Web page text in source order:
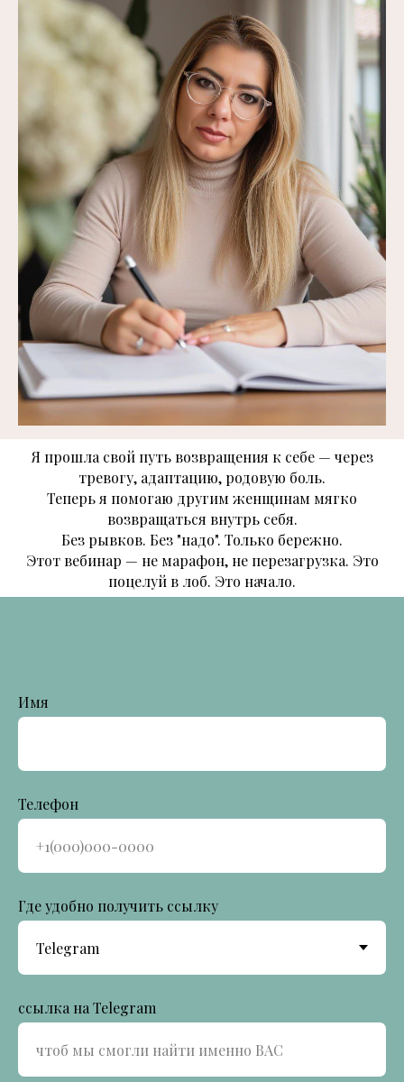
Я прошла свой путь возвращения к себе — через
тревогу, адаптацию, родовую боль.
Теперь я помогаю другим женщинам мягко
возвращаться внутрь себя.
Без рывков. Без "надо". Только бережно.
Этот вебинар — не марафон, не перезагрузка. Это
поцелуй в лоб. Это начало.
Имя
Телефон
Где удобно получить ссылку
ссылка на Telegram